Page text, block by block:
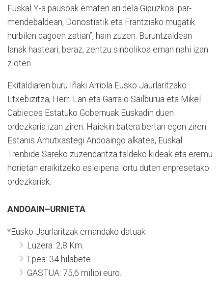
Euskal Y-a pausoak ematen ari dela Gipuzkoa ipar-
mendebaldean, Donostiatik eta Frantziako mugatik
hurbilen dagoen zatian”, hain zuzen. Buruntzaldean
lanak hasteari, beraz, zentzu sinbolikoa eman nahi izan
zioten.
Ekitaldiaren buru Iñaki Arriola Eusko Jaurlaritzako
Etxebizitza, Herri Lan eta Garraio Sailburua eta Mikel
Cabieces Estatuko Gobernuak Euskadin duen
ordezkaria izan ziren. Haiekin batera bertan egon ziren
Estanis Amutxastegi Andoaingo alkatea, Euskal
Trenbide Sareko zuzendaritza taldeko kideak eta eremu
horietan eraikitzeko esleipena lortu duten enpresetako
ordezkariak.
ANDOAIN–URNIETA
*Eusko Jaurlaritzak emandako datuak.
Luzera: 2,8 Km.
Epea: 34 hilabete.
GASTUA: 75,6 milioi euro.